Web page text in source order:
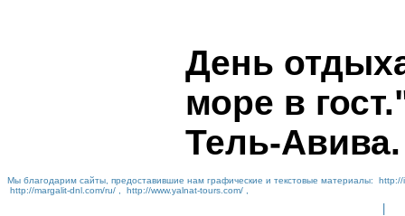
День
море в
Тель-Авива.
Мы благодарим сайты, предоставившие нам графические и текстовые материалы:
http://
http://margalit-dnl.com/ru/
http://www.yalnat-tours.com/